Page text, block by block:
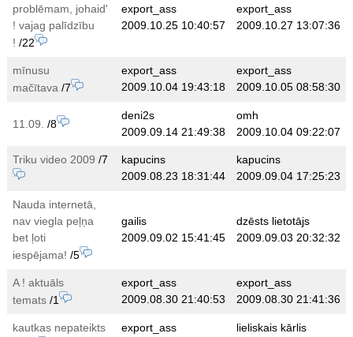
problēmam, johaid'
! vajag palīdzību
! /22
export_ass
2009.10.25 10:40:57
export_ass
2009.10.27 13:07:36
mīnusu
mačītava /7
export_ass
2009.10.04 19:43:18
export_ass
2009.10.05 08:58:30
11.09. /8
deni2s
2009.09.14 21:49:38
omh
2009.10.04 09:22:07
Triku video 2009 /7
kapucins
2009.08.23 18:31:44
kapucins
2009.09.04 17:25:23
Nauda internetā,
nav viegla peļņa
bet ļoti
iespējama! /5
gailis
2009.09.02 15:41:45
dzēsts lietotājs
2009.09.03 20:32:32
A ! aktuāls
temats/1
export_ass
2009.08.30 21:40:53
export_ass
2009.08.30 21:41:36
kautkas nepateikts
export_ass
lieliskais kārlis